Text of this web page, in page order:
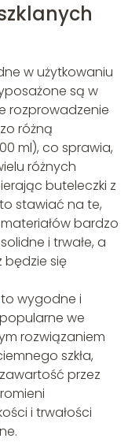
w użytkowaniu
są w
rozprowadzenie
różną
ml), co sprawia,
różnych
buteleczki z
stawiać na te,
bardzo
i trwałe, a
się
to wygodne i
we
rozwiązaniem
szkła,
przez
i trwałości